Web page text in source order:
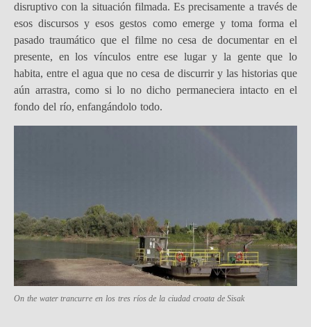
disruptivo con la situación filmada. Es precisamente a través de
esos discursos y esos gestos como emerge y toma forma el
pasado traumático que el filme no cesa de documentar en el
presente, en los vínculos entre ese lugar y la gente que lo
habita, entre el agua que no cesa de discurrir y las historias que
aún arrastra, como si lo no dicho permaneciera intacto en el
fondo del río, enfangándolo todo.
On the watertrancurre en los tres ríos de la ciudad croata de Sisak